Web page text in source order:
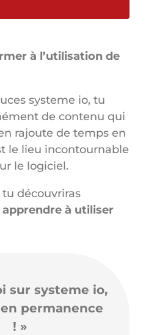
à l’utilisation de
systeme io, tu
de contenu qui
rajoute de temps en
le lieu incontournable
le logiciel.
découvriras
à utiliser
sur systeme io,
permanence
! »